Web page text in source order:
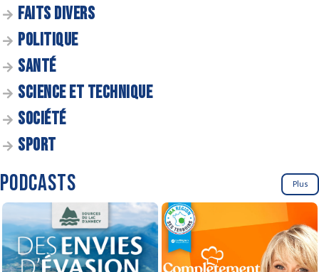
FAITS DIVERS
POLITIQUE
SANTÉ
SCIENCE ET TECHNIQUE
SOCIÉTÉ
SPORT
PODCASTS Plus